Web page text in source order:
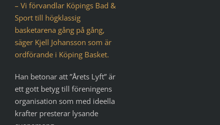
– Vi förvandlar Köpings Bad &
Sport till högklassig
basketarena gång på gång,
säger Kjell Johansson som är
ordförande i Köping Basket.
Han betonar att ”Årets Lyft” är
ett gott betyg till föreningens
organisation som med ideella
krafter presterar lysande